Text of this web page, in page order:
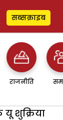
सब्सक्राइब
राजनीति
शुक्रिया